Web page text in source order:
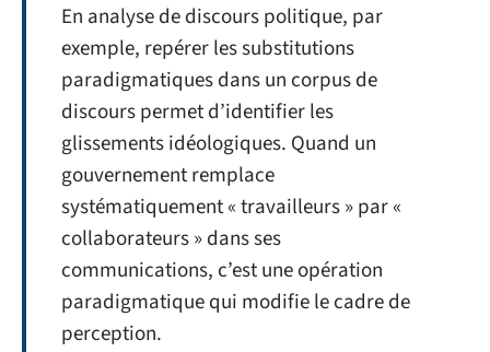
En analyse de discours politique, par
exemple, repérer les substitutions
paradigmatiques dans un corpus de
discours permet d’identifier les
glissements idéologiques. Quand un
gouvernement remplace
systématiquement « travailleurs » par «
collaborateurs » dans ses
communications, c’est une opération
paradigmatique qui modifie le cadre de
perception.